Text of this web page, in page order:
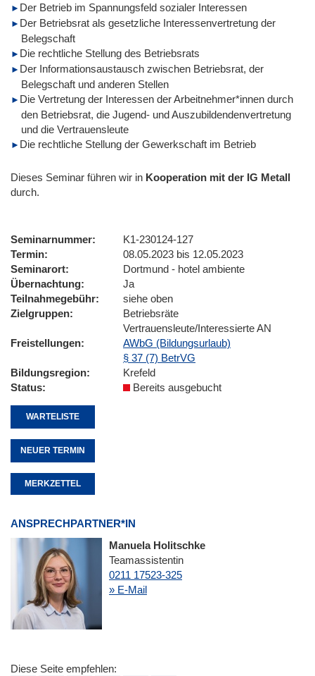
Der Betrieb im Spannungsfeld sozialer Interessen
Der Betriebsrat als gesetzliche Interessenvertretung der
Belegschaft
Die rechtliche Stellung des Betriebsrats
Der Informationsaustausch zwischen Betriebsrat, der
Belegschaft und anderen Stellen
Die Vertretung der Interessen der Arbeitnehmer*innen durch
den Betriebsrat, die Jugend- und Auszubildendenvertretung
und die Vertrauensleute
Die rechtliche Stellung der Gewerkschaft im Betrieb
Dieses Seminar führen wir in Kooperation mit der IG Metall
durch.
Seminarnummer
K1-230124-127
Termin
08.05.2023 bis 12.05.2023
Seminarort
Dortmund - hotel ambiente
Übernachtung
Ja
Teilnahmegebühr
siehe oben
Zielgruppen
Betriebsräte
Vertrauensleute/Interessierte AN
Freistellungen
AWbG (Bildungsurlaub)
§ 37 (7) BetrVG
Bildungsregion
Krefeld
Status
Bereits ausgebucht
WARTELISTE
NEUER TERMIN
MERKZETTEL
ANSPRECHPARTNER*IN
Manuela Holitschke
Teamassistentin
0211 17523-325
» E-Mail
Diese Seite empfehlen: